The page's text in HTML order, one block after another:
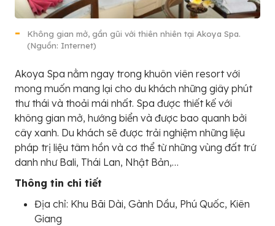
Không gian mở, gần gũi với thiên nhiên tại Akoya Spa.
(Nguồn: Internet)
Akoya Spa nằm ngay trong khuôn viên resort với
mong muốn mang lại cho du khách những giây phút
thư thái và thoải mái nhất. Spa được thiết kế với
không gian mở, hướng biển và được bao quanh bởi
cây xanh. Du khách sẽ được trải nghiệm những liệu
pháp trị liệu tâm hồn và cơ thể từ những vùng đất trứ
danh như Bali, Thái Lan, Nhật Bản,…
Thông tin chi tiết
Địa chỉ: Khu Bãi Dài, Gành Dầu, Phú Quốc, Kiên
Giang